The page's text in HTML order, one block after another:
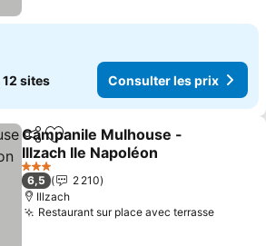
12 sites Consulter les prix
PartagerAjouter à mes favoris
Campanile Mulhouse -
Illzach Ile Napoléon
Consulter les prix
3 Étoiles
6,5
2 210
Illzach
Restaurant sur place avec terrasse